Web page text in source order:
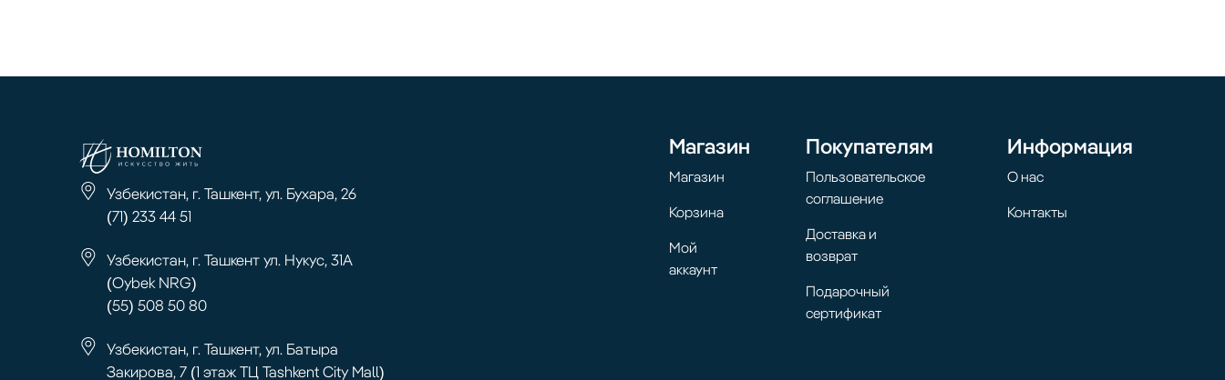
Узбекистан, г. Ташкент, ул. Бухара, 26
(71) 233 44 51
Узбекистан, г. Ташкент ул. Нукус, 31А
(Oybek NRG)
(55) 508 50 80
Узбекистан, г. Ташкент, ул. Батыра
Закирова, 7 (1 этаж ТЦ Tashkent City Mall)
Магазин
Магазин
Корзина
Мой
аккаунт
Покупателям
Пользовательское
соглашение
Доставка и
возврат
Подарочный
сертификат
Информация
О нас
Контакты